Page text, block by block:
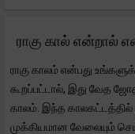
ராகு கால் என்றால்
ராகு காலம் என்பது
கூறப்பட்டால், இது வேத
காலம். இந்த
முக்கியமான வேலையும்